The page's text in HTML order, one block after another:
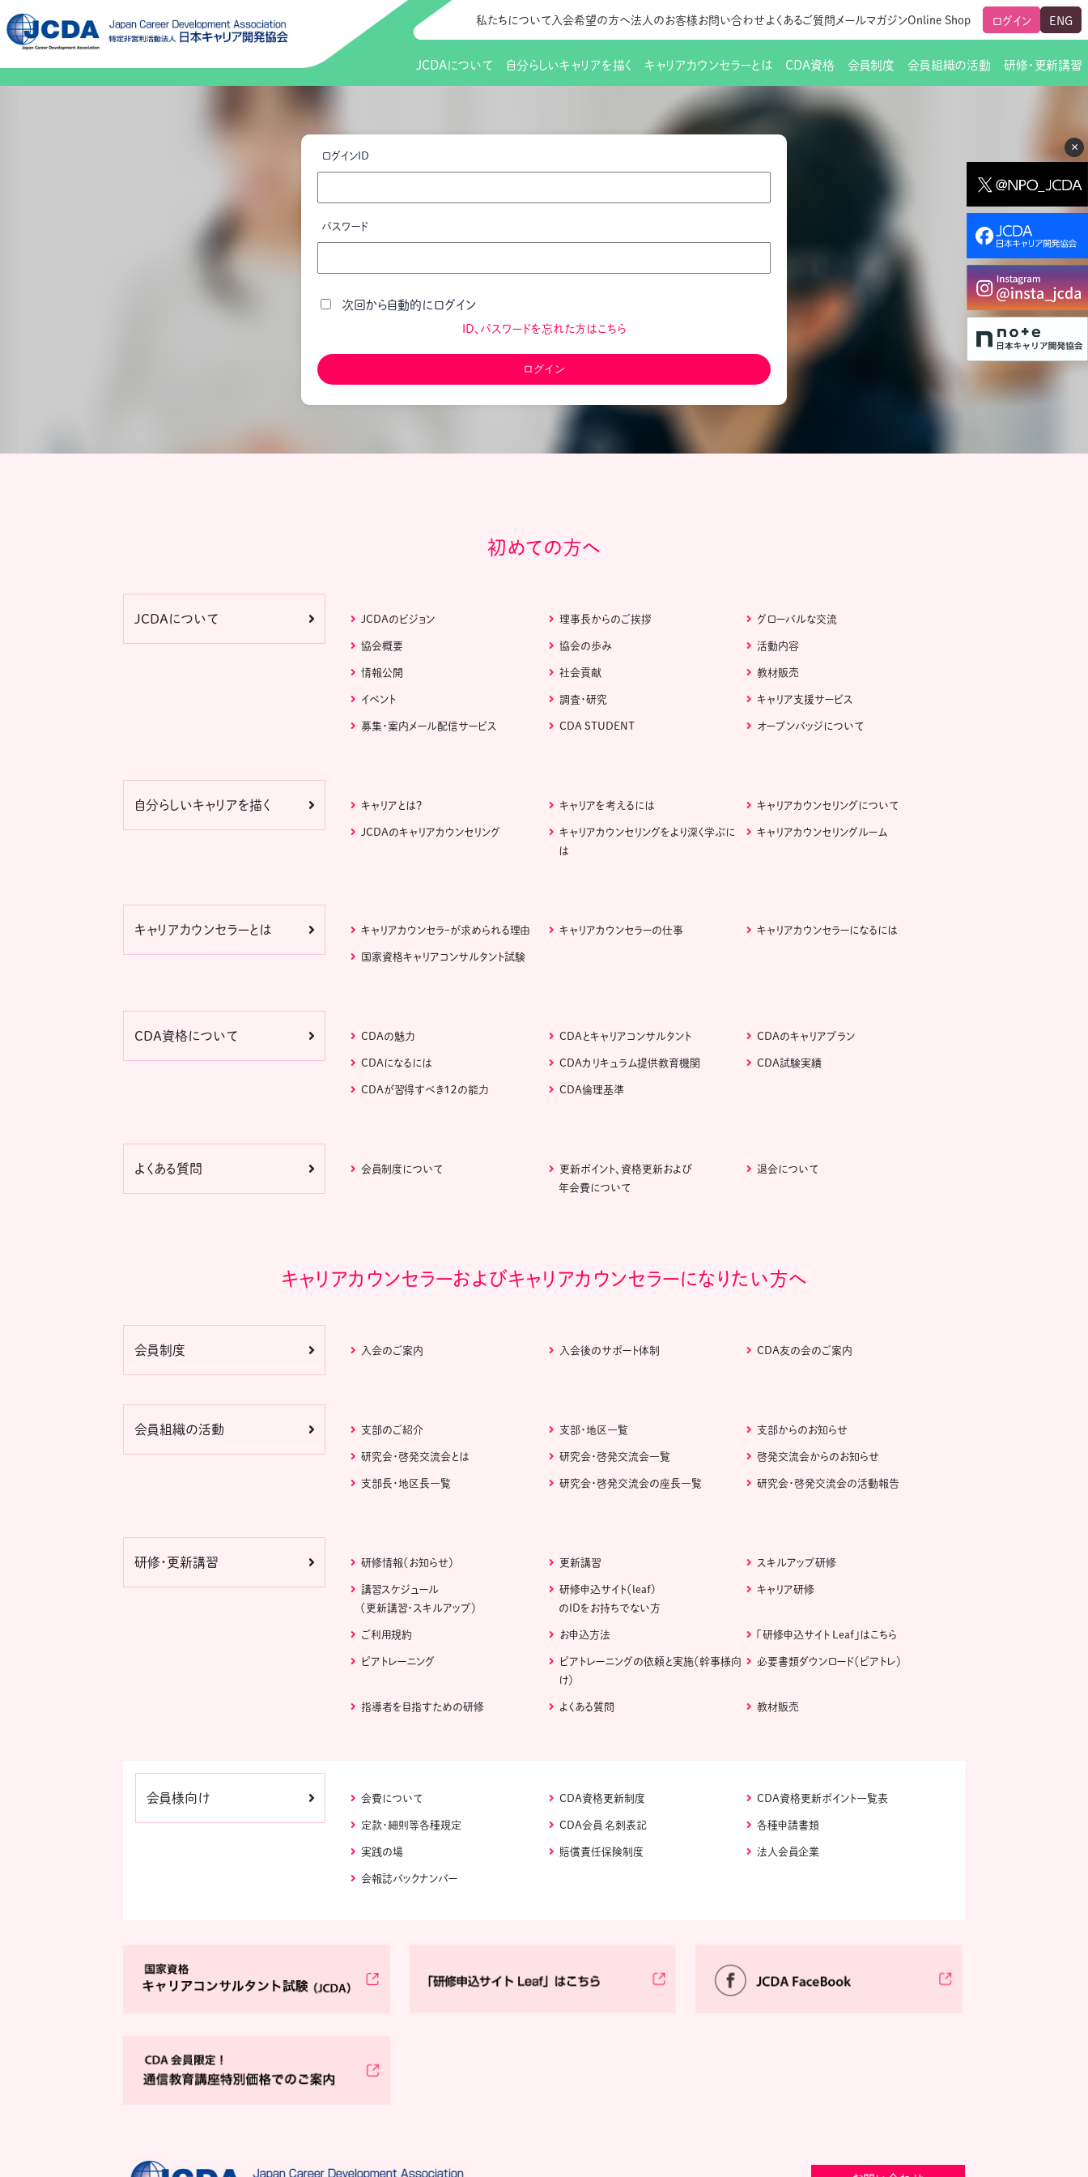
×
私たちについて 入会希望の方へ法人のお客様お問い合わせよくあるご質問 メールマガジンOnline Shop ログイン ENG
JCDAについて
理事長からのご挨拶
イベント 調査・研究 人生すごろく金の糸
キャリア支援サービス 募集・案内メール配信サービス
自分らしいキャリアを描く キャリアカウンセラーとは CDA資格 会員制度
会員向けサポート
会費について CDA資格更新制度
定款・細則等各種規定 CDA会員 名刺表記
会報誌バックナンバー
会員組織の活動
支部・地区一覧
支部長・地区長一覧 研究会・啓発交流会の座長一覧 研究会・啓発交流会の活動報告
研修・更新講習
更新講習
必要書類ダウンロード（ピアトレ）
指導者を目指すための研修
ログインID
パスワード
次回から自動的にログイン
ID、パスワードを忘れた方はこちら
初めての方へ
JCDAについて JCDAのビジョン 理事長からのご挨拶 グローバルな交流
協会概要 協会の歩み 活動内容
情報公開 社会貢献 教材販売
イベント 調査・研究 キャリア支援サービス
募集・案内メール配信サービス CDA STUDENT オープンバッジについて
自分らしいキャリアを描く キャリアとは？ キャリアを考えるには キャリアカウンセリングについて
JCDAのキャリアカウンセリング
キャリアカウンセリングをより深く学ぶに
は
キャリアカウンセリングルーム
キャリアカウンセラーとは キャリアカウンセラｰが求められる理由 キャリアカウンセラーの仕事 キャリアカウンセラーになるには
国家資格キャリアコンサルタント試験
CDA資格について CDAの魅力 CDAとキャリアコンサルタント CDAのキャリアプラン
CDAになるには CDAカリキュラム提供教育機関 CDA試験実績
CDAが習得すべき１２の能力 CDA倫理基準
よくある質問 会員制度について
更新ポイント、資格更新および
年会費について
退会について
キャリアカウンセラーおよびキャリアカウンセラーになりたい方へ
会員制度 入会のご案内 入会後のサポート体制 CDA友の会のご案内
会員組織の活動 支部のご紹介 支部・地区一覧 支部からのお知らせ
研究会・啓発交流会とは 研究会・啓発交流会一覧 啓発交流会からのお知らせ
支部長・地区長一覧 研究会・啓発交流会の座長一覧 研究会・啓発交流会の活動報告
研修・更新講習 研修情報（お知らせ） 更新講習 スキルアップ研修
講習スケジュール
（更新講習・スキルアップ）
研修申込サイト（leaf)
のIDをお持ちでない方
キャリア研修
ご利用規約 お申込方法 「研修申込サイト Leaf」はこちら
ピアトレーニング
ピアトレーニングの依頼と実施（幹事様向
け）
必要書類ダウンロード（ピアトレ）
指導者を目指すための研修 よくある質問 教材販売
会員様向け 会費について CDA資格更新制度 CDA資格更新ポイント一覧表
定款・細則等各種規定 CDA会員 名刺表記 各種申請書類
実践の場 賠償責任保険制度 法人会員企業
会報誌バックナンバー